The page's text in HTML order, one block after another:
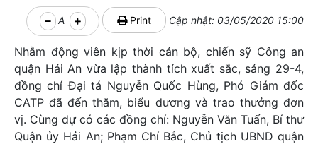
A Print Cập nhật: 03/05/2020 15:00
Nhằm động viên kịp thời cán bộ, chiến sỹ Công an
quận Hải An vừa lập thành tích xuất sắc, sáng 29-4,
đồng chí Đại tá Nguyễn Quốc Hùng, Phó Giám đốc
CATP đã đến thăm, biểu dương và trao thưởng đơn
vị. Cùng dự có các đồng chí: Nguyễn Văn Tuấn, Bí thư
Quận ủy Hải An; Phạm Chí Bắc, Chủ tịch UBND quận